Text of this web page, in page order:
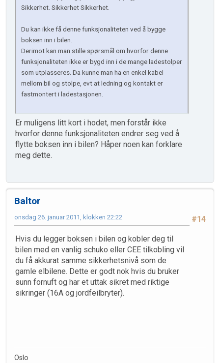
Sikkerhet. Sikkerhet Sikkerhet.
Du kan ikke få denne funksjonaliteten ved å bygge
boksen inn i bilen.
Derimot kan man stille spørsmål om hvorfor denne
funksjonaliteten ikke er bygd inn i de mange ladestolper
som utplasseres. Da kunne man ha en enkel kabel
mellom bil og stolpe, evt at ledning og kontakt er
fastmontert i ladestasjonen.
Er muligens litt kort i hodet, men forstår ikke
hvorfor denne funksjonaliteten endrer seg ved å
flytte boksen inn i bilen? Håper noen kan forklare
meg dette.
Baltor
#14
onsdag 26. januar 2011, klokken 22:22
Hvis du legger boksen i bilen og kobler deg til
bilen med en vanlig schuko eller CEE tilkobling vil
du få akkurat samme sikkerhetsnivå som de
gamle elbilene. Dette er godt nok hvis du bruker
sunn fornuft og har et uttak sikret med riktige
sikringer (16A og jordfeilbryter).
Oslo